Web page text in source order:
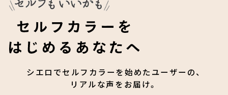
シエロでセルフカラーを始めたユーザーの、
リアルな声をお届け。